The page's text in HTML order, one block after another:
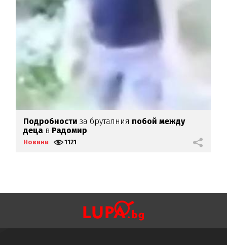
Подробностиза бруталния побой между
деца в Радомир
Новини 1121